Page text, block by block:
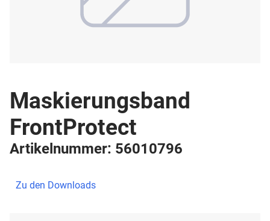
Maskierungsband
FrontProtect
Artikelnummer: 56010796
Zu den Downloads